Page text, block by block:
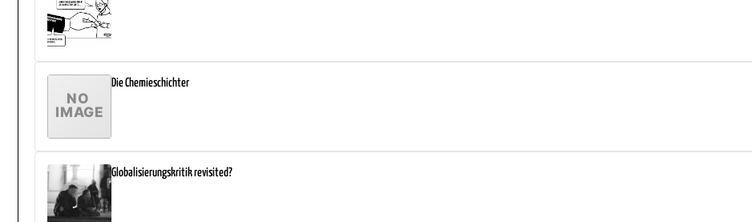
Die Chemieschichter
Globalisierungskritik revisited?